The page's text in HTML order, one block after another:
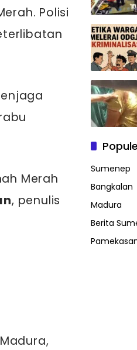
Polisi
Merah
, penulis
Sumenep
Bangkalan
Madura
Berita